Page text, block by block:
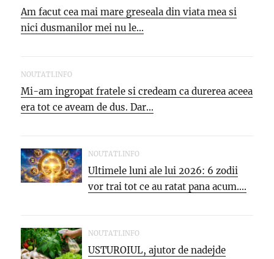
Am facut cea mai mare greseala din viata mea si
nici dusmanilor mei nu le...
NOUTATI.INFO
Mi-am ingropat fratele si credeam ca durerea aceea
era tot ce aveam de dus. Dar...
NOUTATI.INFO
Ultimele luni ale lui 2026: 6 zodii
vor trai tot ce au ratat pana acum....
NOUTATI.INFO
USTUROIUL, ajutor de nadejde